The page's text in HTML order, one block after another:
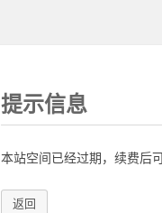
提示信息
本站空间已经过期，续费后
返回